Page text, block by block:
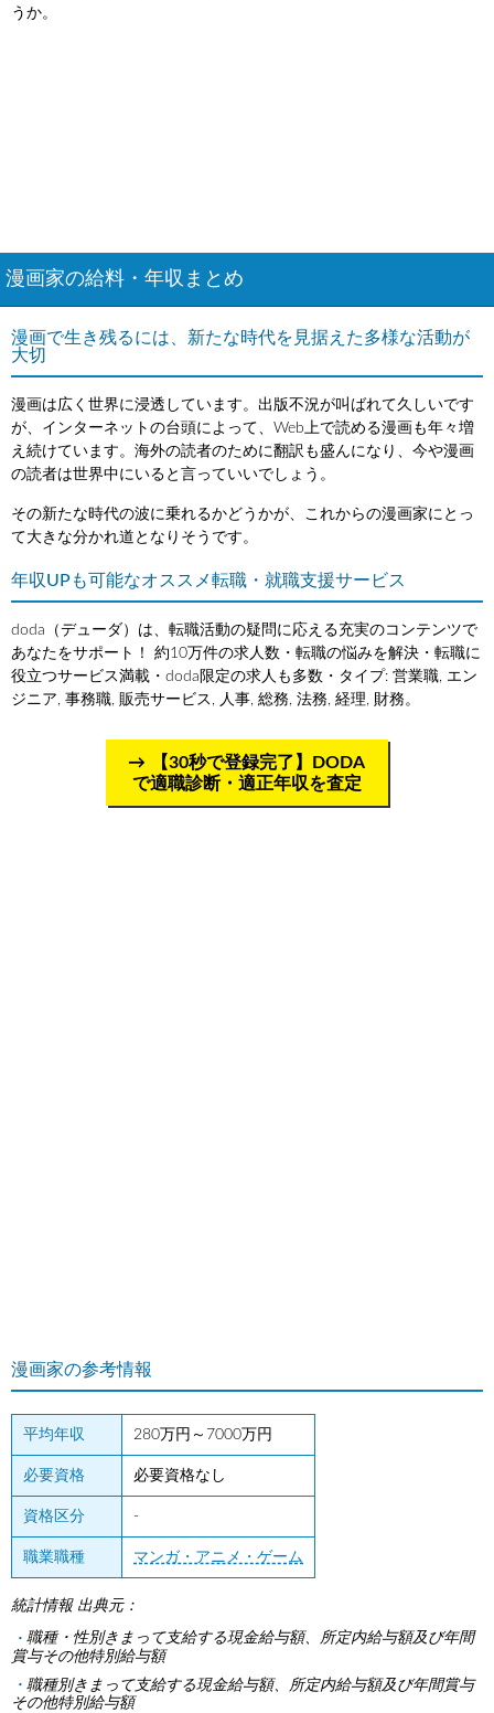
うか。
漫画家の給料・年収まとめ
漫画で生き残るには、新たな時代を見据えた多様な活動が
大切
漫画は広く世界に浸透しています。出版不況が叫ばれて久しいです
が、インターネットの台頭によって、Web上で読める漫画も年々増
え続けています。海外の読者のために翻訳も盛んになり、今や漫画
の読者は世界中にいると言っていいでしょう。
その新たな時代の波に乗れるかどうかが、これからの漫画家にとっ
て大きな分かれ道となりそうです。
年収UPも可能なオススメ転職・就職支援サービス
doda（デューダ）は、転職活動の疑問に応える充実のコンテンツで
あなたをサポート！ 約10万件の求人数・転職の悩みを解決・転職に
役立つサービス満載・doda限定の求人も多数・タイプ: 営業職, エン
ジニア, 事務職, 販売サービス, 人事, 総務, 法務, 経理, 財務。
【30秒で登録完了】DODA
で適職診断・適正年収を査定
漫画家の参考情報
平均年収 280万円～7000万円
必要資格 必要資格なし
資格区分 -
職業職種 マンガ・アニメ・ゲーム
統計情報 出典元：
職種・性別きまって支給する現金給与額、所定内給与額及び年間
賞与その他特別給与額
職種別きまって支給する現金給与額、所定内給与額及び年間賞与
その他特別給与額